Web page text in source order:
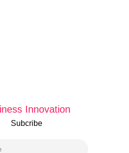
Innovation
Subcribe